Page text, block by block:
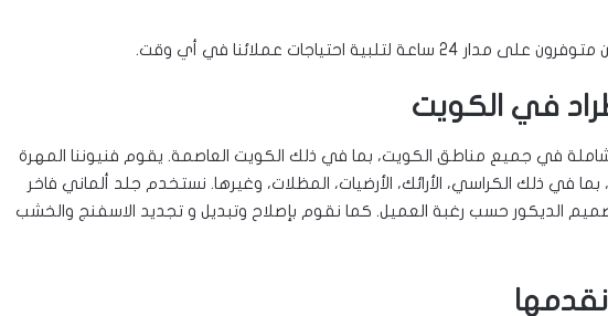
على مدار 24 ساعة لتلبية احتياجات عملائنا في أي وقت.
في الكويت
في جميع مناطق الكويت، بما في ذلك الكويت العاصمة. يقوم فنيوننا المهرة
بما في ذلك الكراسي، الأرائك، الأرضيات، المظلات، وغيرها. نستخدم جلد ألماني فاخر
الديكور حسب رغبة العميل. كما نقوم بإصلاح وتبديل و تجديد الاسفنج والخشب